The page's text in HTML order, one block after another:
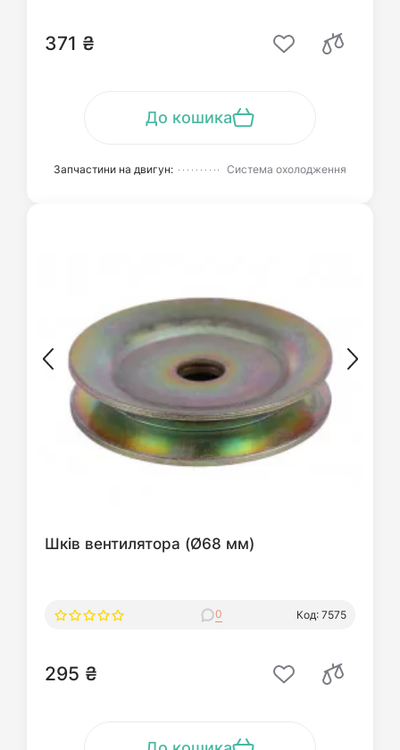
371 ₴
До кошика
Запчастини на двигун: Система охолодження
Шків вентилятора (Ø68 мм)
0 Код: 7575
295 ₴